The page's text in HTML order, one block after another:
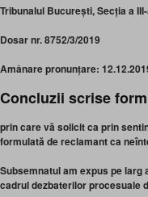
Tribunalul București, Secția a
Dosar nr. 8752/3/2019
Amânare pronunțare:
Concluzii scrise
prin care vă solicit ca prin
formulată de reclamant ca
Subsemnatul am expus pe
cadrul dezbaterilor procesuale